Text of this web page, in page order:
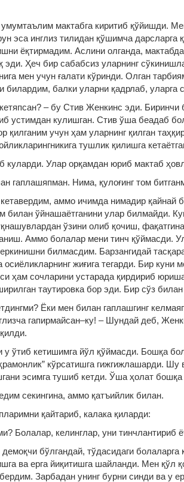
мактабга киритиб қўйишди.
эса инглиз тилидан қўшимча дарсларга
ёқтирмадим. Аслини олганда,
Ҳеч бир сабабсиз уларнинг
мен учун ғалати кўринди. Олган
билардим, балки уларни қадрлаб, уларга
– бу Стив Женкинс эди. Биринчи
устимдан кулишган. Стив ўша беадаб
қилганим учун ҳам уларнинг қилган
тушлик қилишга
куларди. Улар орқамдан юриб мактаб
гаплашяпман. Нима, қулоғинг том
аммо ичимда нимадир қайнай
ўйнашаётганини улар билмайди.
ўзини олиб қочиш,
Аммо болалар мени тинч қўймасди.
билмасдим. Барзангидай
осиёликларнинг жиғига тегарди. Бир куни
ҳам сочларини устарада қирдириб
таутировка бор эди. Бир сўз
Ёки мен билан гаплашгинг
гапирмайсан–ку! – Шундай деб,
у ўтиб кетишимга йўл қўймасди. Бошқа
кўрсатишга гижгижлашарди. Шу
эсимга тушиб кетди. Ўша ҳолат бошқа
секингина, аммо қатъийлик билан.
қайтариб, калака қиларди:
Болалар, келинглар, уни тинчлантириб
бўлгандай, тўдасидаги болаларга
ва ерга йиқитишга шайланди. Мен қўл
Зарбадан унинг бурни синди ва у